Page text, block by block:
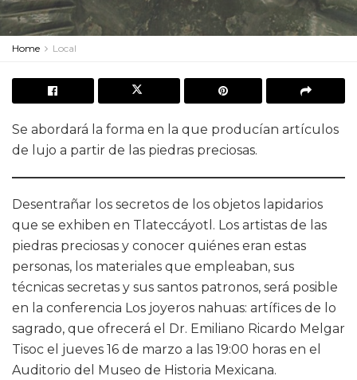
Home Local
Se abordará la forma en la que producían artículos
de lujo a partir de las piedras preciosas.
Desentrañar los secretos de los objetos lapidarios
que se exhiben en Tlateccáyotl. Los artistas de las
piedras preciosas y conocer quiénes eran estas
personas, los materiales que empleaban, sus
técnicas secretas y sus santos patronos, será posible
en la conferencia Los joyeros nahuas: artífices de lo
sagrado, que ofrecerá el Dr. Emiliano Ricardo Melgar
Tisoc el jueves 16 de marzo a las 19:00 horas en el
Auditorio del Museo de Historia Mexicana.